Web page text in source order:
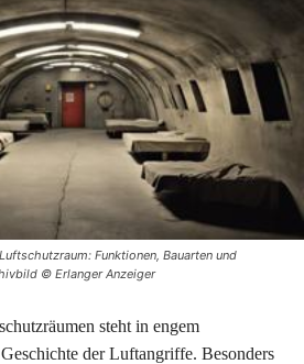
Funktionen, Bauarten und
© Erlanger Anzeiger
steht in engem
der Luftangriffe. Besonders